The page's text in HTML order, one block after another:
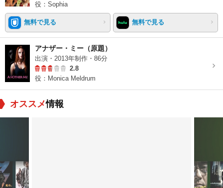
役：Sophia
無料で見る 無料で見る
アナザー・ミー（原題）
出演・2013年制作・86分
2.8
役：Monica Meldrum
オススメ情報